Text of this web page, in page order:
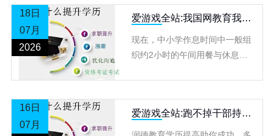
校来
18日
07月
2026
爱游戏全站:我国网教育我国
现在，中小学作息时间中一般组
织约2小时的午间用餐与休息时
足、睡好。 面临人工智能技
16日
07月
爱游戏全站:跑不掉干部持假